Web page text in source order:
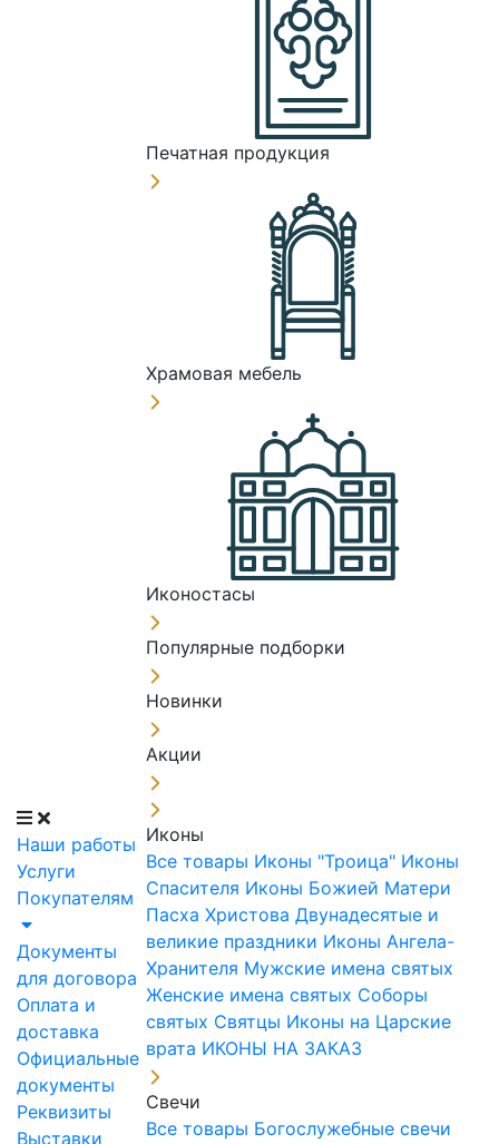
Наши работы
Услуги
Покупателям
Документы
для договора
Оплата и
доставка
Официальные
документы
Реквизиты
Выставки
Печатная продукция
Храмовая мебель
Иконостасы
Популярные подборки
Новинки
Акции
Иконы
Все товары Иконы "Троица" Иконы
Спасителя Иконы Божией Матери
Пасха Христова Двунадесятые и
великие праздники Иконы Ангела-
Хранителя Мужские имена святых
Женские имена святых Соборы
святых Святцы Иконы на Царские
врата ИКОНЫ НА ЗАКАЗ
Свечи
Все товары Богослужебные свечи